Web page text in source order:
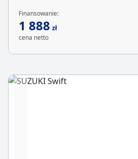
Finansowanie:
1 888 zł
cena netto